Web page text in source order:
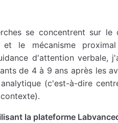
se concentrent sur le
le mécanisme
d'attention verbale,
de 4 à 9 ans après les
(c'est-à-dire
la plateforme